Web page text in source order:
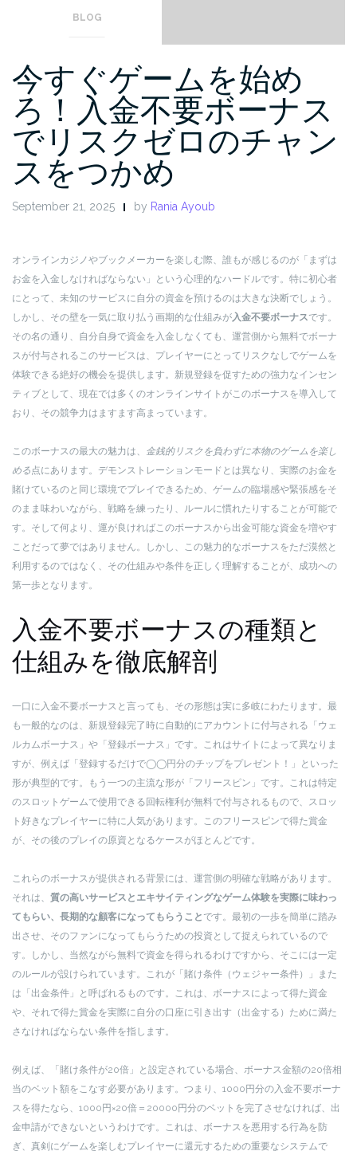
BLOG
今すぐゲームを始め
ろ！入金不要ボーナス
でリスクゼロのチャン
スをつかめ
September 21, 2025 by Rania Ayoub
オンラインカジノやブックメーカーを楽しむ際、誰もが感じるのが「まずは
お金を入金しなければならない」という心理的なハードルです。特に初心者
にとって、未知のサービスに自分の資金を預けるのは大きな決断でしょう。
しかし、その壁を一気に取り払う画期的な仕組みが入金不要ボーナスです。
その名の通り、自分自身で資金を入金しなくても、運営側から無料でボーナ
スが付与されるこのサービスは、プレイヤーにとってリスクなしでゲームを
体験できる絶好の機会を提供します。新規登録を促すための強力なインセン
ティブとして、現在では多くのオンラインサイトがこのボーナスを導入して
おり、その競争力はますます高まっています。
このボーナスの最大の魅力は、 金銭的リスクを負わずに本物のゲームを楽し
める点にあります。デモンストレーションモードとは異なり、実際のお金を
賭けているのと同じ環境でプレイできるため、ゲームの臨場感や緊張感をそ
のまま味わいながら、戦略を練ったり、ルールに慣れたりすることが可能で
す。そして何より、運が良ければこのボーナスから出金可能な資金を増やす
ことだって夢ではありません。しかし、この魅力的なボーナスをただ漠然と
利用するのではなく、その仕組みや条件を正しく理解することが、成功への
第一歩となります。
入金不要ボーナスの種類と
仕組みを徹底解剖
一口に入金不要ボーナスと言っても、その形態は実に多岐にわたります。最
も一般的なのは、新規登録完了時に自動的にアカウントに付与される「ウェ
ルカムボーナス」や「登録ボーナス」です。これはサイトによって異なりま
すが、例えば「登録するだけで◯◯円分のチップをプレゼント！」といった
形が典型的です。もう一つの主流な形が「フリースピン」です。これは特定
のスロットゲームで使用できる回転権利が無料で付与されるもので、スロッ
ト好きなプレイヤーに特に人気があります。このフリースピンで得た賞金
が、その後のプレイの原資となるケースがほとんどです。
これらのボーナスが提供される背景には、運営側の明確な戦略があります。
それは、 質の高いサービスとエキサイティングなゲーム体験を実際に味わっ
てもらい、長期的な顧客になってもらうこと です。最初の一歩を簡単に踏み
出させ、そのファンになってもらうための投資として捉えられているので
す。しかし、当然ながら無料で資金を得られるわけですから、そこには一定
のルールが設けられています。これが「賭け条件（ウェジャー条件）」また
は「出金条件」と呼ばれるものです。これは、ボーナスによって得た資金
や、それで得た賞金を実際に自分の口座に引き出す（出金する）ために満た
さなければならない条件を指します。
例えば、「賭け条件が20倍」と設定されている場合、ボーナス金額の20倍相
当のベット額をこなす必要があります。つまり、1000円分の入金不要ボーナ
スを得たなら、1000円×20倍＝20000円分のベットを完了させなければ、出
金申請ができないというわけです。これは、ボーナスを悪用する行為を防
ぎ、真剣にゲームを楽しむプレイヤーに還元するための重要なシステムで